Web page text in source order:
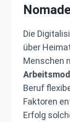
Die
über
Menschen
Beruf
Faktoren
Erfolg